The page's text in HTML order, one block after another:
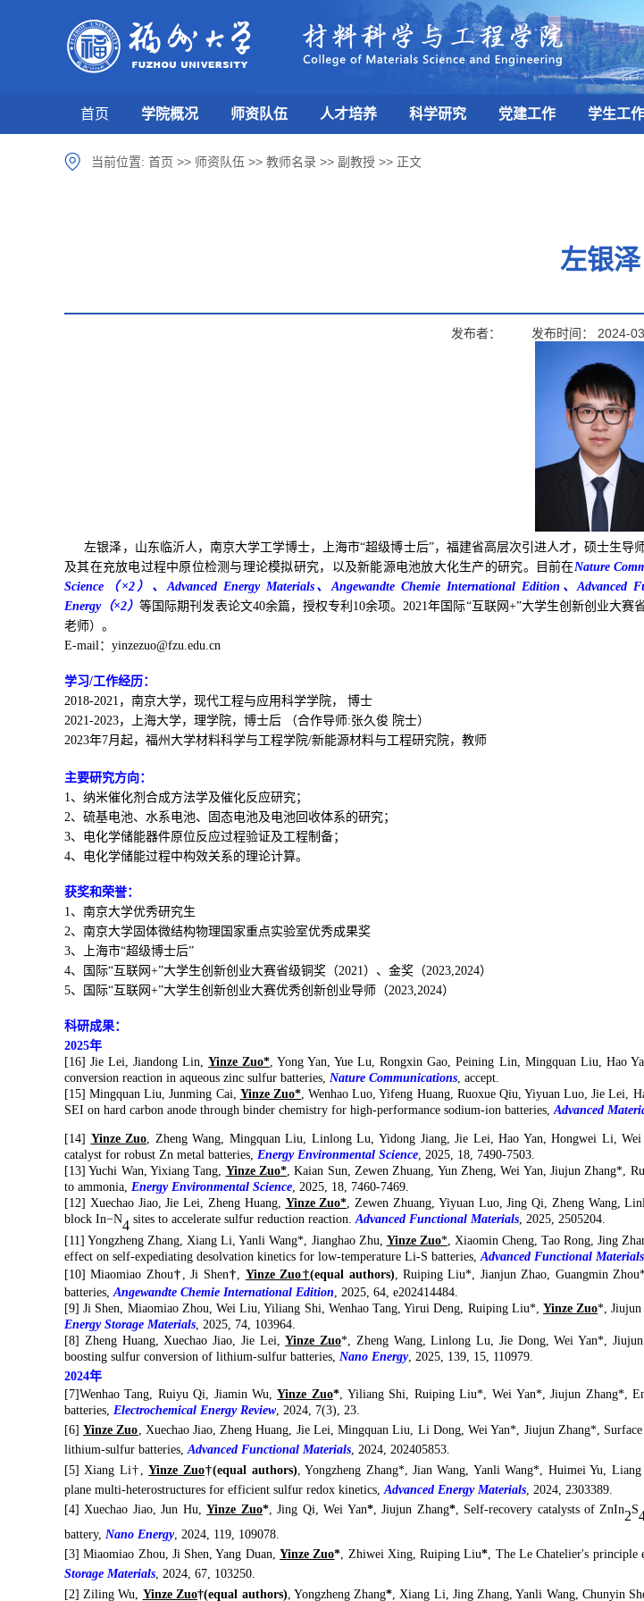
首页 学院概况 师资队伍 人才培养 科学研究 党建工作 学生工作
当前位置: 首页 >> 师资队伍 >> 教师名录 >> 副教授 >> 正文
左银泽
发布者： 发布时间： 2024-
左银泽， 山东临沂人，南京大学工学博士，上海市“超级博士后”， 福建省高层次引进人才，硕士生导
及其在充放电过程中原位检测与理论模拟研究， 以及新能源电池放大化生产的研究。目前在Nature
Science （ ×2） 、Advanced Energy Materials、Angewandte Chemie International Edition 、Advanced
Energy（×2）等国际期刊发表论文40余篇 ， 授权专利 10余项。2021年国际“互联网 +”大学生创新创业大赛
老师）。
E-mail： yinzezuo@fzu.edu.cn
学习/工作经历：
2018-2021 ，南京大学， 现代工程与应用科学学院，
博士
2021-2023，上海大学，理学院，博士后 （合作导师:张久俊 院士）
2023年7月起，福州大学材料科学与工程学院/新能源材料与工程研究院，教师
主要研究方向：
1、纳米催化剂合成方法学及催化反应研究；
2、硫基电池、水系电池、固态电池及电池回收体系的研究；
3、电化学储能器件原位反应过程验证及工程制备；
4、电化学储能过程中构效关系的理论计算。
获奖和荣誉：
1、 南京大学优秀研究生
2、 南京大学固体微结构物理国家重点实验室优秀成果奖
3、
上海市“超级博士后”
4、
国际“互联网 +”大学生创新创业大赛省级铜奖（2021）、金奖（2023,2024）
5、
国际“互联网 +”大学生创新创业大赛优秀创新创业导师（2023,2024）
科研成果：
2025年
[16]Jie Lei, Jiandong Lin,Yinze Zuo*, Yong Yan, Yue Lu, Rongxin Gao, Peining Lin, Mingquan Liu, Hao
conversion reaction in aqueous zinc sulfur batteries, Nature Communications, accept.
[15]Mingquan Liu, Junming Cai, Yinze Zuo*, Wenhao Luo, Yifeng Huang, Ruoxue Qiu, Yiyuan Luo, Jie Lei,
SEI on hard carbon anode through binder chemistry for high-performance sodium-ion batteries,Advanced
[14] Yinze Zuo , Zheng Wang, Mingquan Liu, Linlong Lu, Yidong Jiang, Jie Lei, Hao Yan, Hongwei Li,
catalyst for robust Zn metal batteries Energy Environmental Science , 2025, 18, 7490-7503
[13]Yuchi Wan, Yixiang Tang, Yinze Zuo* , Kaian Sun, Zewen Zhuang, Yun Zheng, Wei Yan, Jiujun Zhang*
to ammonia Energy Environmental Science , 2025, 18, 7460-7469
[12] Xuechao Jiao, Jie Lei, Zheng Huang, Yinze Zuo* , Zewen Zhuang, Yiyuan Luo, Jing Qi, Zheng Wang,
block In−N4 sites to accelerate sulfur reduction reaction. Advanced Functional Materials 2025 2505204
[11]Yongzheng Zhang, Xiang Li, Yanli Wang* , Jianghao Zhu, Yinze Zuo*, Xiaomin Cheng, Tao Rong, Jing
effect on self-expediating desolvation kinetics for low-temperature Li-S batteries, Advanced Functional Materials
[10] Miaomiao Zhou† , Ji Shen† Yinze Zuo†(equal authors) , Ruiping Liu* , Jianjun Zhao, Guangmin Zhou
batteries, Angewandte Chemie International Edition 2025, 64, e202414484
[9]Ji Shen, Miaomiao Zhou, Wei Liu, Yiliang Shi, Wenhao Tang, Yirui Deng, Ruiping Liu*,Yinze Zuo* ,
Energy Storage Materials 2025, 74, 103964.
[8] Zheng Huang, Xuechao Jiao, Jie Lei,Yinze Zuo* , Zheng Wang, Linlong Lu, Jie Dong, Wei Yan* ,
boosting sulfur conversion of lithium-sulfur batteries Nano Energy, 2025, 139, 15, 110979.
2024年
[7]Wenhao Tang, Ruiyu Qi, Jiamin Wu,Yinze Zuo*, Yiliang Shi, Ruiping Liu*, Wei Yan*,Jiujun Zhang*,
batteries Electrochemical Energy Review 2024, 7(3), 23.
[6] Yinze Zuo , Xuechao Jiao, Zheng Huang, Jie Lei, Mingquan Liu, Li Dong, Wei Yan*, Jiujun Zhang*,
lithium-sulfur batteries, Advanced Functional Materials , 2024, 202405853.
[5]Xiang Li†,Yinze Zuo†(equal authors) , Yongzheng Zhang*, Jian Wang, Yanli Wang*, Huimei Yu,
plane multi-heterostructures for efficient sulfur redox kinetics, Advanced Energy Materials , 2024, 2303389.
[4]Xuechao Jiao, Jun Hu,Yinze Zuo*, Jing Qi, Wei Yan*, Jiujun Zhang*, Self-recovery catalysts of ZnIn2S
battery, Nano Energy , 2024, 119, 109078.
[3]Miaomiao Zhou, Ji Shen, Yang Duan,Yinze Zuo* , Zhiwei Xing, Ruiping Liu* , The Le Chatelier's principle
Storage Materials , 2024, 67, 103250.
[2] Ziling Wu, Yinze Zuo†(equal authors) , Yongzheng Zhang* , Xiang Li, Jing Zhang, Yanli Wang, Chunyin